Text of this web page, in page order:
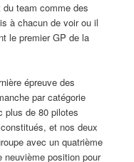
team comme des
à chacun de voir ou il
le premier GP de la
épreuve des
par catégorie
plus de 80 pilotes
et nos deux
avec un quatrième
neuvième position pour